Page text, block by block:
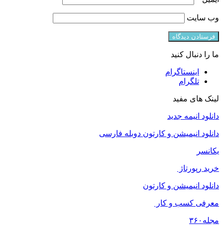
وب‌ سایت
ما را دنبال کنید
اینستاگرام
تلگرام
لینک های مفید
دانلود انیمه جدید
دانلود انیمیشن و کارتون دوبله فارسی
یکانسر
خرید رپورتاژ
دانلود انیمیشن و کارتون
معرفی کسب و کار
مجله ۳۶۰